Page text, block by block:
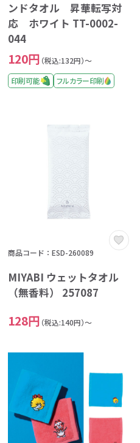
ンドタオル 昇華転写対
応 ホワイト TT-0002-
044
120円 （税込:132円）～
印刷可能
フルカラー印刷
商品コード：ESD-260089
MIYABI ウェットタオル
（無香料） 257087
128円 （税込:140円）～